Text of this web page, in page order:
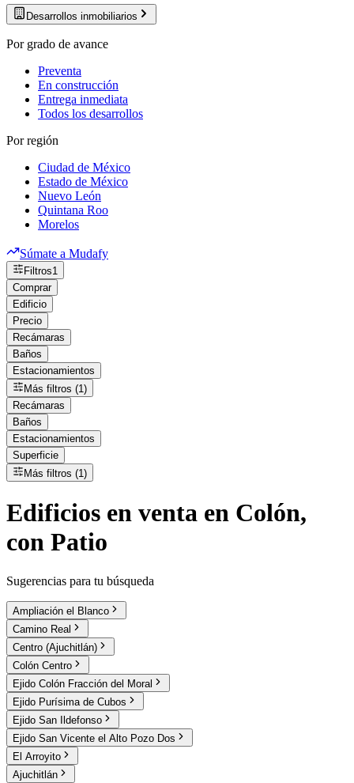
Desarrollos inmobiliarios
Por grado de avance
Preventa
En construcción
Entrega inmediata
Todos los desarrollos
Por región
Ciudad de México
Estado de México
Nuevo León
Quintana Roo
Morelos
Súmate a Mudafy
Filtros1
Comprar
Edificio
Precio
Recámaras
Baños
Estacionamientos
Más filtros (1)
Recámaras
Baños
Estacionamientos
Superficie
Más filtros (1)
Edificios en venta en Colón,
con Patio
Sugerencias para tu búsqueda
Ampliación el Blanco
Camino Real
Centro (Ajuchitlán)
Colón Centro
Ejido Colón Fracción del Moral
Ejido Purísima de Cubos
Ejido San Ildefonso
Ejido San Vicente el Alto Pozo Dos
El Arroyito
Ajuchitlán